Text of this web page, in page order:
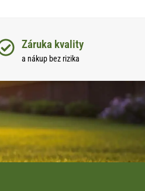
Záruka kvality
a nákup bez rizika